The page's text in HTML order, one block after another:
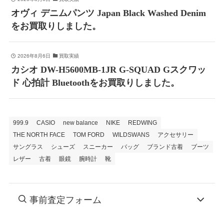
オヴィ デニムパンツ Japan Black Washed Denim
をお買取りしました。
2026年8月6日 買取実績
カシオ DW-H5600MB-1JR G-SQUAD Gスクワッ
ド 心拍計 Bluetoothをお買取りしました。
999.9 CASIO new balance NIKE
REDWING
THE NORTH FACE
TOM FORD WILDSWANS
アクセサリー
サングラス
シューズ スニーカー バッグ ブランド古着
ブーツ
レザー
古着 眼鏡 腕時計 靴
事前査定フォーム